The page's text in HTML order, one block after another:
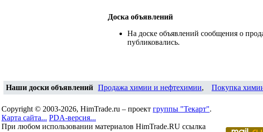
Доска объявлений
На доске объявлений сообщения о
публиковались.
Наши доски объявлений Продажа химии и нефтехимии, Покупка
Copyright © 2003-2026, HimTrade.ru – проект группы "Текарт".
Карта сайта... PDA-версия...
При любом использовании материалов HimTrade.RU ссылка